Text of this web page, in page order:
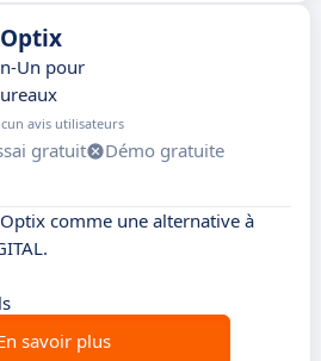
Un pour
avis utilisateurs
gratuit
Démo gratuite
comme une alternative à
savoir plus